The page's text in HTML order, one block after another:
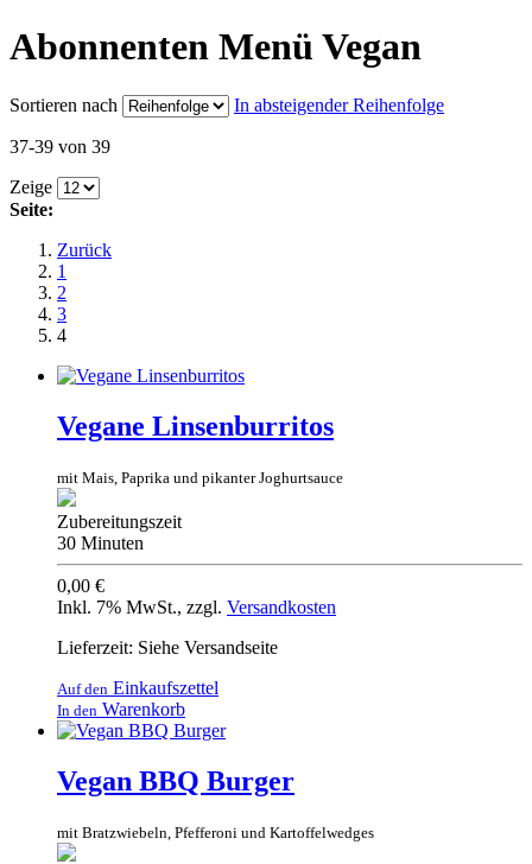
Abonnenten Menü Vegan
Sortieren nach In absteigender Reihenfolge
37-39 von 39
Zeige
Seite:
Zurück
1
2
3
4
Vegane Linsenburritos
mit Mais, Paprika und pikanter Joghurtsauce
Zubereitungszeit
30 Minuten
0,00 €
Inkl. 7% MwSt., zzgl. Versandkosten
Lieferzeit: Siehe Versandseite
Auf den Einkaufszettel
In den Warenkorb
Vegan BBQ Burger
mit Bratzwiebeln, Pfefferoni und Kartoffelwedges